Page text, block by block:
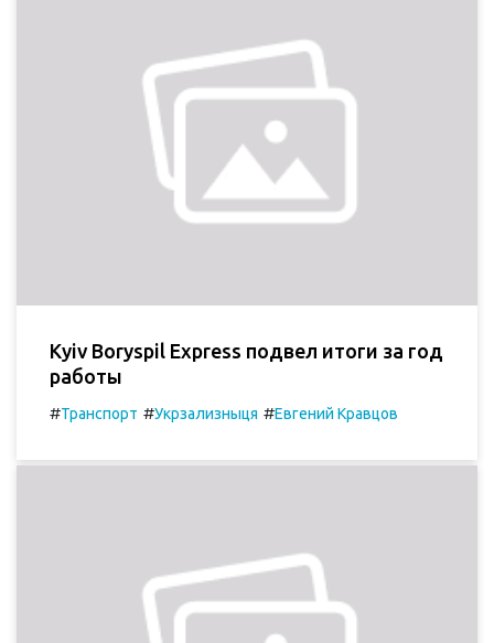
Kyiv Boryspil Express подвел итоги за год
работы
#Транспорт #Укрзализныця #Евгений Кравцов